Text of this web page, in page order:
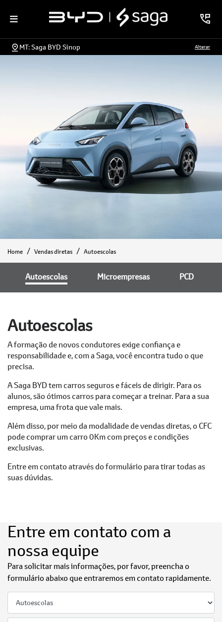
MT: Saga BYD Sinop Alterar
Home Vendas diretas Autoescolas
Microempresas PCD
Autoescolas
Autoescolas
A formação de novos condutores exige confiança e
responsabilidade e, com a Saga, você encontra tudo o que
precisa.
A Saga BYD tem carros seguros e fáceis de dirigir. Para os
alunos, são ótimos carros para começar a treinar. Para a sua
empresa, uma frota que vale mais.
Além disso, por meio da modalidade de vendas diretas, o CFC
pode comprar um carro 0Km com preços e condições
exclusivas.
Entre em contato através do formulário para tirar todas as
suas dúvidas.
Entre em contato com a
nossa equipe
Para solicitar mais informações, por favor, preencha o
formulário abaixo que entraremos em contato rapidamente.